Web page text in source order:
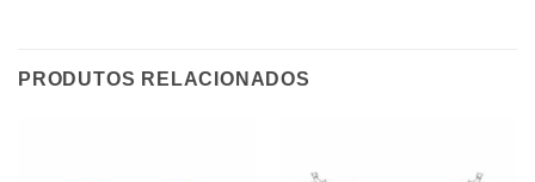
PRODUTOS RELACIONADOS